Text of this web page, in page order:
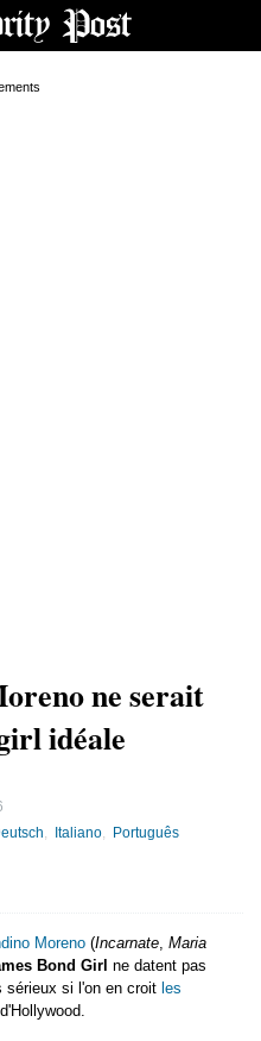
ne serait
idéale
Italiano Português
Moreno (Incarnate, Maria
Bond Girl ne datent pas
sérieux si l'on en croit les